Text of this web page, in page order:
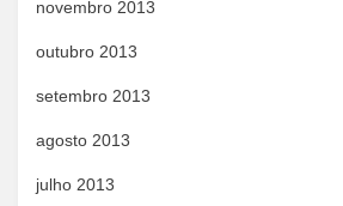
novembro 2013
outubro 2013
setembro 2013
agosto 2013
julho 2013